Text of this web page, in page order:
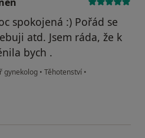
spokojená :) Pořád se
atd. Jsem ráda, že k
bych .
gynekolog • Těhotenství •
odstraněn